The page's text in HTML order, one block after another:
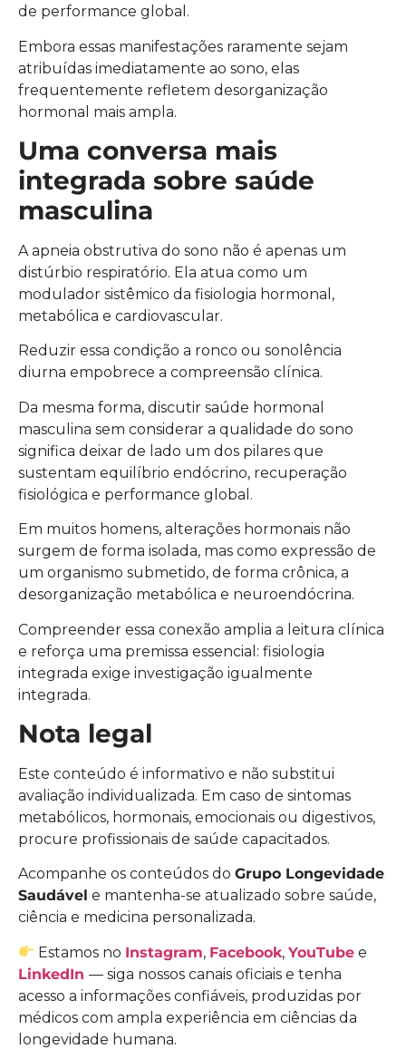
de performance global.
Embora essas manifestações raramente sejam
atribuídas imediatamente ao sono, elas
frequentemente refletem desorganização
hormonal mais ampla.
Uma conversa mais
integrada sobre saúde
masculina
A apneia obstrutiva do sono não é apenas um
distúrbio respiratório. Ela atua como um
modulador sistêmico da fisiologia hormonal,
metabólica e cardiovascular.
Reduzir essa condição a ronco ou sonolência
diurna empobrece a compreensão clínica.
Da mesma forma, discutir saúde hormonal
masculina sem considerar a qualidade do sono
significa deixar de lado um dos pilares que
sustentam equilíbrio endócrino, recuperação
fisiológica e performance global.
Em muitos homens, alterações hormonais não
surgem de forma isolada, mas como expressão de
um organismo submetido, de forma crônica, a
desorganização metabólica e neuroendócrina.
Compreender essa conexão amplia a leitura clínica
e reforça uma premissa essencial: fisiologia
integrada exige investigação igualmente
integrada.
Nota legal
Este conteúdo é informativo e não substitui
avaliação individualizada. Em caso de sintomas
metabólicos, hormonais, emocionais ou digestivos,
procure profissionais de saúde capacitados.
Acompanhe os conteúdos do Grupo Longevidade
Saudável e mantenha-se atualizado sobre saúde,
ciência e medicina personalizada.
Estamos no Instagram, Facebook,YouTube e
LinkedIn — siga nossos canais oficiais e tenha
acesso a informações confiáveis, produzidas por
médicos com ampla experiência em ciências da
longevidade humana.